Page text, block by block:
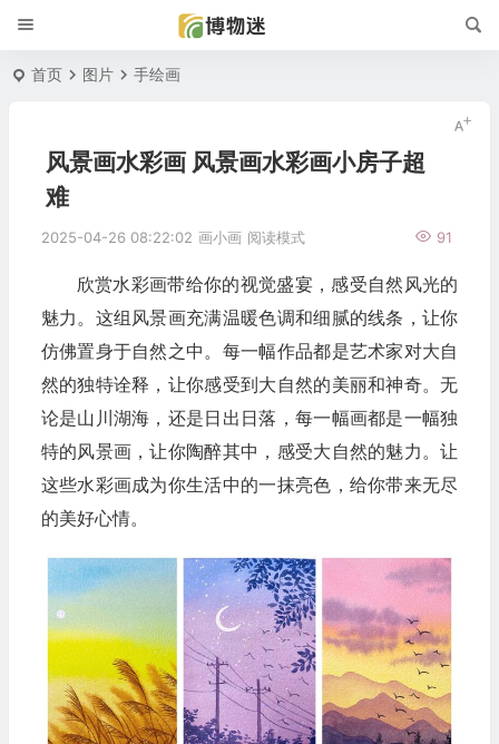
首页 图片 手绘画
风景画水彩画 风景画水彩画小房子超
难
2025-04-26 08:22:02 画小画 91
阅读模式
欣赏水彩画带给你的视觉盛宴，感受自然风光的
魅力。这组风景画充满温暖色调和细腻的线条，让你
仿佛置身于自然之中。每一幅作品都是艺术家对大自
然的独特诠释，让你感受到大自然的美丽和神奇。无
论是山川湖海，还是日出日落，每一幅画都是一幅独
特的风景画，让你陶醉其中，感受大自然的魅力。让
这些水彩画成为你生活中的一抹亮色，给你带来无尽
的美好心情。